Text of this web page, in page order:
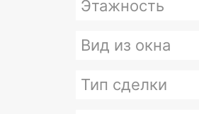
Этажность
Вид из окна
Тип сделки